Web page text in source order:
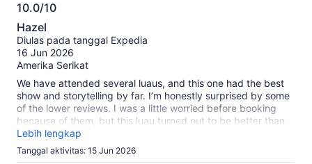
10.0/10
10.0
dari
10
Hazel
Diulas pada tanggal Expedia
16 Jun 2026
Amerika Serikat
We have attended several luaus, and this one had the best
show and storytelling by far. I’m honestly surprised by some
of the lower reviews. I was a little worried before booking
because of them, but this luau turned out to be better than
any of the others we’ve experienced at different hotels.
During our trip, my father suddenly developed severe back
pain and had difficulty walking. The staff were incredibly
Lebih lengkap
Tanggal aktivitas: 15 Jun 2026